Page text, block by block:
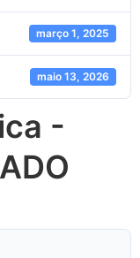
março 1, 2025
maio 13, 2026
-